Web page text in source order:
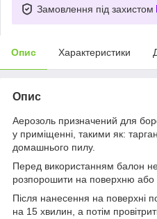
Замовлення під захистом
Опис Характеристики
Опис
Аерозоль призначений для
у приміщенні, такими як:
домашнього пилу.
Перед використанням балон
розпорошити на поверхню або
Після нанесення на поверхні
на 15 хвилин, а потім